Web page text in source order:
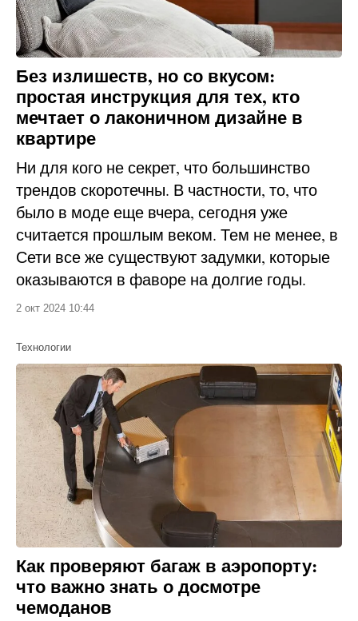
Без излишеств, но со вкусом:
простая инструкция для тех, кто
мечтает о лаконичном дизайне в
квартире
Ни для кого не секрет, что большинство
трендов скоротечны. В частности, то, что
было в моде еще вчера, сегодня уже
считается прошлым веком. Тем не менее, в
Сети все же существуют задумки, которые
оказываются в фаворе на долгие годы.
2 окт 2024 10:44
Технологии
Как проверяют багаж в аэропорту:
что важно знать о досмотре
чемоданов